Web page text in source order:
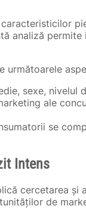
analiză
următoarele
sexe, nivelul
ale
se
Intens
cercetarea și
de